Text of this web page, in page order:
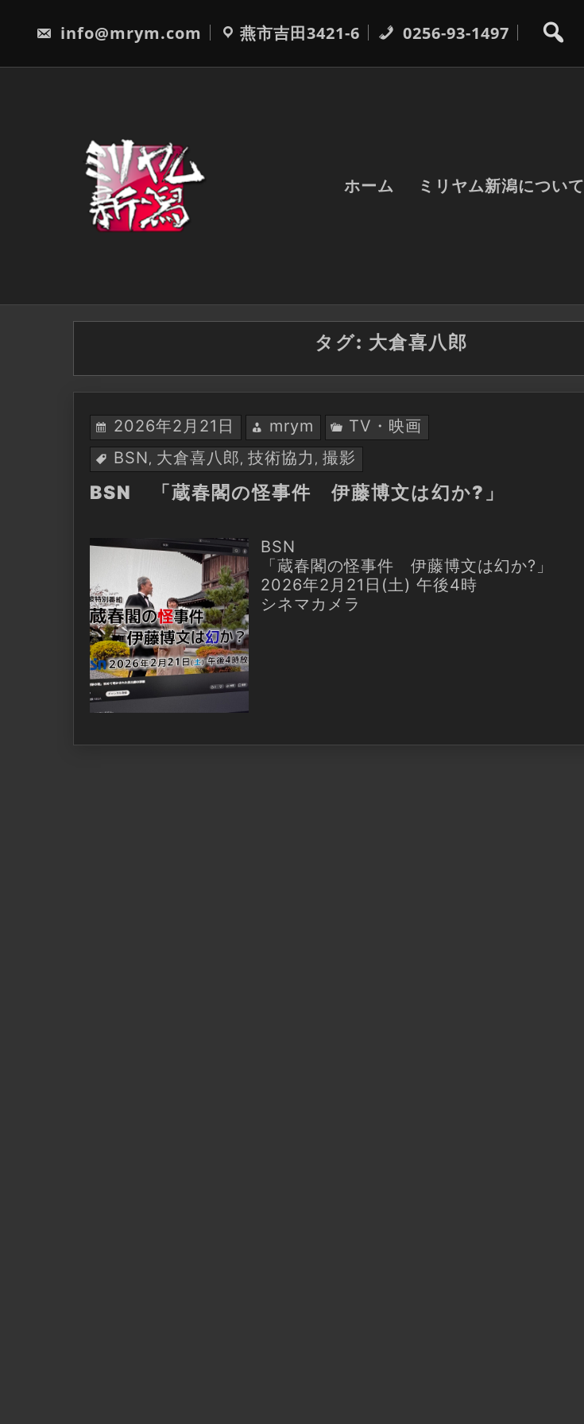
info@mrym.com 燕市吉田3421-6 0256-93-1497
ホーム ミリヤム新潟について
タグ: 大倉喜八郎
2026年2月21日 mrym
TV・映画
BSN, 大倉喜八郎, 技術協力 , 撮影
BSN 「蔵春閣の怪事件 伊藤博文は幻か?」
BSN
「蔵春閣の怪事件 伊藤博文は幻か?」
2026年2月21日(土) 午後4時
シネマカメラ